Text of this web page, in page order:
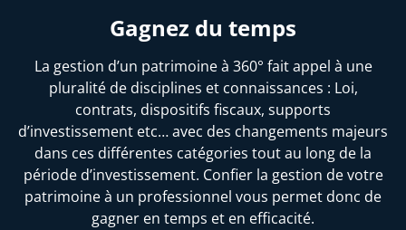
Gagnez du temps
La gestion d’un patrimoine à 360° fait appel à une
pluralité de disciplines et connaissances : Loi,
contrats, dispositifs fiscaux, supports
d’investissement etc… avec des changements majeurs
dans ces différentes catégories tout au long de la
période d’investissement. Confier la gestion de votre
patrimoine à un professionnel vous permet donc de
gagner en temps et en efficacité.